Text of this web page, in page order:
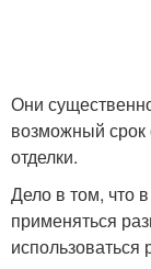
Они
возможный срок
отделки.
Дело в том, что
применяться
использоваться